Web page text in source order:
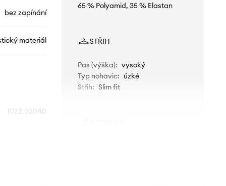
bez zapínání
materiál
1022.02040
65 % Polyamid, 35 % Elastan
STŘIH
Pas (výška): vysoký
Typ nohavic: úzké
Střih: Slim fit